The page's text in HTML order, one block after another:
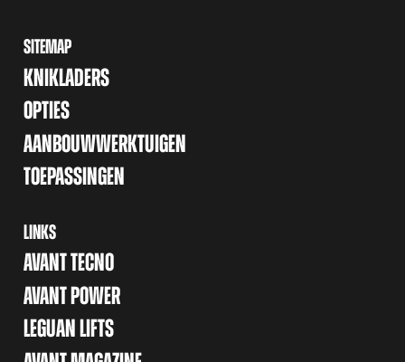
SITEMAP
KNIKLADERS
OPTIES
AANBOUWWERKTUIGEN
TOEPASSINGEN
LINKS
AVANT TECNO
AVANT POWER
LEGUAN LIFTS